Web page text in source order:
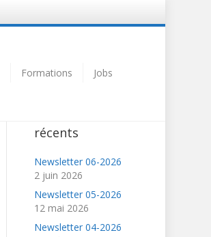
Formations Jobs
récents
Newsletter 06-2026
2 juin 2026
Newsletter 05-2026
12 mai 2026
Newsletter 04-2026